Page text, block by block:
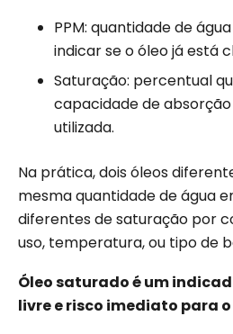
PPM: quantidade de
indicar se o óleo já está
Saturação: percentual
capacidade de
utilizada.
Na prática, dois óleos
mesma quantidade de água
diferentes de saturação por
uso, temperatura, ou tipo de
Óleo saturado é um
livre e risco imediato para